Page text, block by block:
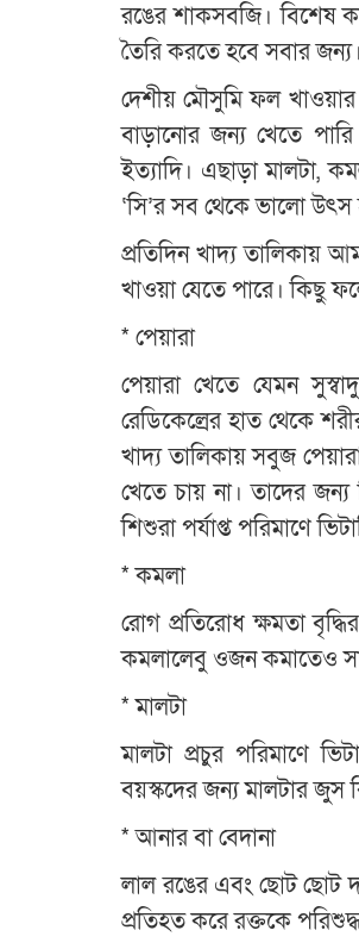
রঙের শাকসবজি। বিশেষ
তৈরি করতে হবে সবার জন্য।
দেশীয় মৌসুমি ফল
বাড়ানোর জন্য খেতে
ইত্যাদি। এছাড়া মালটা,
‘সি’র সব থেকে ভালো
প্রতিদিন খাদ্য তালিকায়
খাওয়া যেতে পারে। কিছু
* পেয়ারা
পেয়ারা খেতে যেমন
রেডিকেল্রের হাত থেকে
খাদ্য তালিকায় সবুজ
খেতে চায় না। তাদের
শিশুরা পর্যাপ্ত পরিমাণে
* কমলা
রোগ প্রতিরোধ ক্ষমতা
কমলালেবু ওজন কমাতেও
* মালটা
মালটা প্রচুর পরিমাণে
বয়স্কদের জন্য মালটার জুস
* আনার বা বেদানা
লাল রঙের এবং ছোট ছোট
প্রতিহত করে রক্তকে